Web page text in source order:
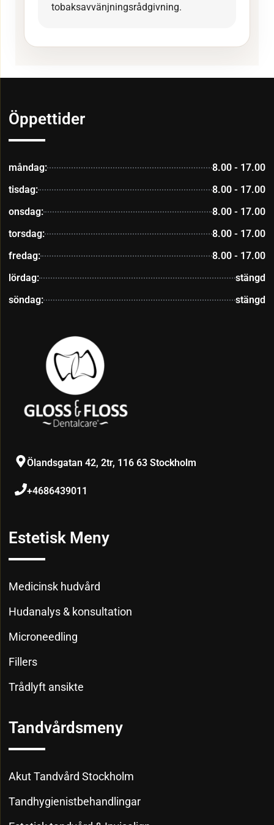
tobaksavvänjningsrådgivning.
Ölandsgatan 42, 2tr, 116 63 Stockholm
+4686439011
Tandvårdsmeny
Akut Tandvård Stockholm
Tandhygienistbehandlingar
Estetisk Meny
Medicinsk hudvård
Hudanalys & konsultation
Microneedling
Fillers
Trådlyft ansikte
Öppettider
måndag:
8.00 - 17.00
tisdag:
8.00 - 17.00
onsdag:
8.00 - 17.00
torsdag:
8.00 - 17.00
fredag:
8.00 - 17.00
lördag:
stängd
söndag:
stängd